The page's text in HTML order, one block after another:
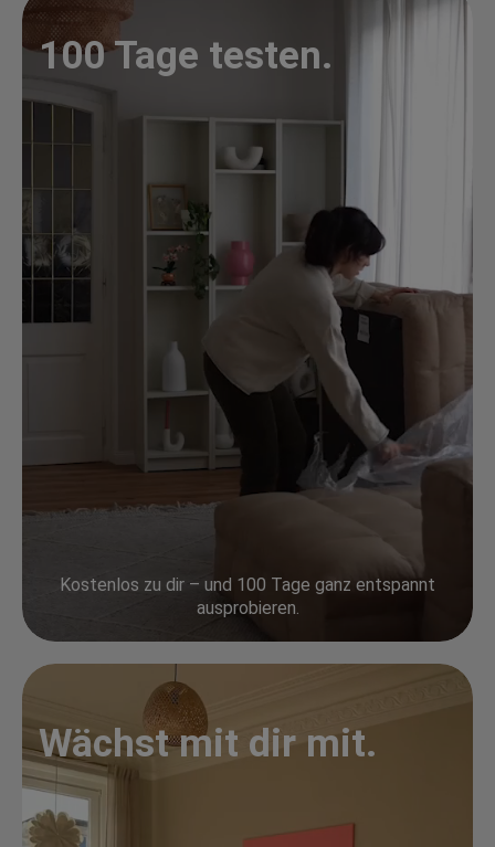
100 Tage testen.
Kostenlos zu dir – und 100 Tage ganz entspannt
ausprobieren.
Wächst mit dir mit.